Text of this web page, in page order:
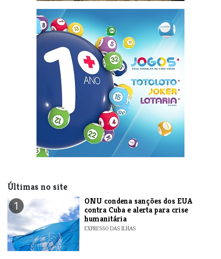
Últimas no site
1
ONU condena sanções dos EUA
contra Cuba e alerta para crise
humanitária
EXPRESSO DAS ILHAS